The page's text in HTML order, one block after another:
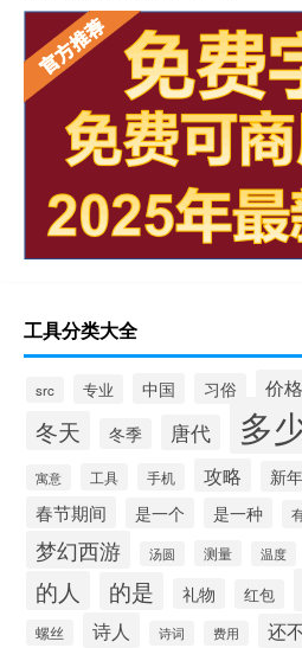
工具分类大全
src 专业 中国 习俗 价格
冬天 冬季 唐代 多
寓意 工具 手机 攻略 新年
春节期间 是一个 是一种
梦幻西游 汤圆 测量 温度
的人 的是 礼物 红包
螺丝 诗人 诗词 费用 还